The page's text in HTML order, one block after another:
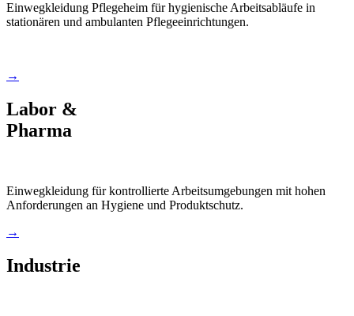
Einwegkleidung Pflegeheim für hygienische Arbeitsabläufe in
stationären und ambulanten Pflegeeinrichtungen.
→
Labor &
Pharma
Einwegkleidung für kontrollierte Arbeitsumgebungen mit hohen
Anforderungen an Hygiene und Produktschutz.
→
Industrie